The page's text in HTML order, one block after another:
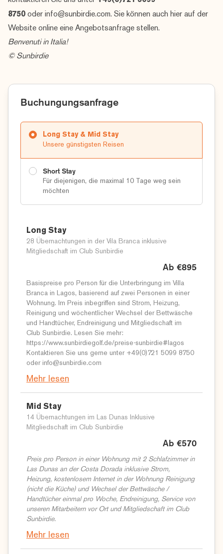
8750 oder info@sunbirdie.com. Sie können auch hier auf der
Website online eine Angebotsanfrage stellen.
Benvenuti in Italia!
© Sunbirdie
Buchungungsanfrage
Long Stay & Mid Stay
Unsere günstigsten Reisen
Short Stay
Für diejenigen, die maximal 10 Tage weg sein
möchten
Long Stay
28 Übernachtungen in der Vila Branca inklusive
Mitgliedschaft im Club Sunbirdie
Ab €895
Basispreise pro Person für die Unterbringung im Villa
Branca in Lagos, basierend auf zwei Personen in einer
Wohnung. Im Preis inbegriffen sind Strom, Heizung,
Reinigung und wöchentlicher Wechsel der Bettwäsche
und Handtücher, Endreinigung und Mitgliedschaft im
Club Sunbirdie. Lesen Sie mehr:
https://www.sunbirdiegolf.de/preise-sunbirdie#lagos
Kontaktieren Sie uns gerne unter +49(0)721 5099 8750
oder info@sunbirdie.com
Mehr lesen
Mid Stay
14 Übernachtungen im Las Dunas Inklusive
Mitgliedschaft im Club Sunbirdie
Ab €570
Preis pro Person in einer Wohnung mit 2 Schlafzimmer in
Las Dunas an der Costa Dorada inklusive Strom,
Heizung, kostenlosem Internet in der Wohnung Reinigung
(nicht die Küche) und Wechsel der Bettwäsche /
Handtücher einmal pro Woche, Endreinigung, Service von
unseren Mitarbeitern vor Ort und Mitgliedschaft im Club
Sunbirdie.
Mehr lesen